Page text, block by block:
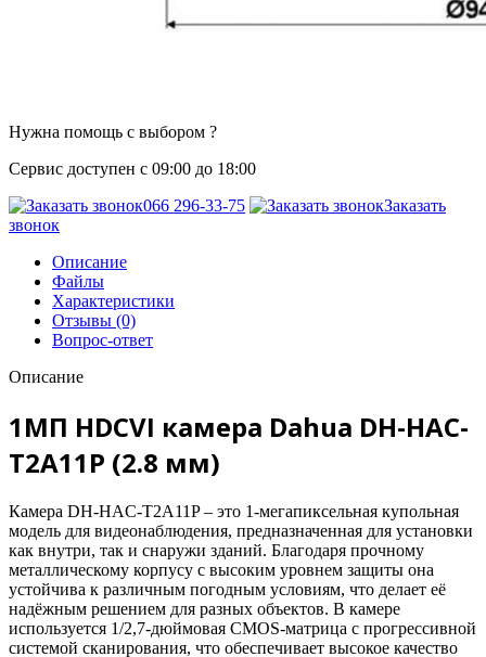
Нужна помощь с выбором ?
Сервис доступен с 09:00 до 18:00
066 296-33-75
Заказать
звонок
Описание
Файлы
Характеристики
Отзывы (0)
Вопрос-ответ
Описание
1МП HDCVI камера Dahua DH-HAC-
T2A11P (2.8 мм)
Камера DH-HAC-T2A11P – это 1-мегапиксельная купольная
модель для видеонаблюдения, предназначенная для установки
как внутри, так и снаружи зданий. Благодаря прочному
металлическому корпусу с высоким уровнем защиты она
устойчива к различным погодным условиям, что делает её
надёжным решением для разных объектов. В камере
используется 1/2,7-дюймовая CMOS-матрица с прогрессивной
системой сканирования, что обеспечивает высокое качество